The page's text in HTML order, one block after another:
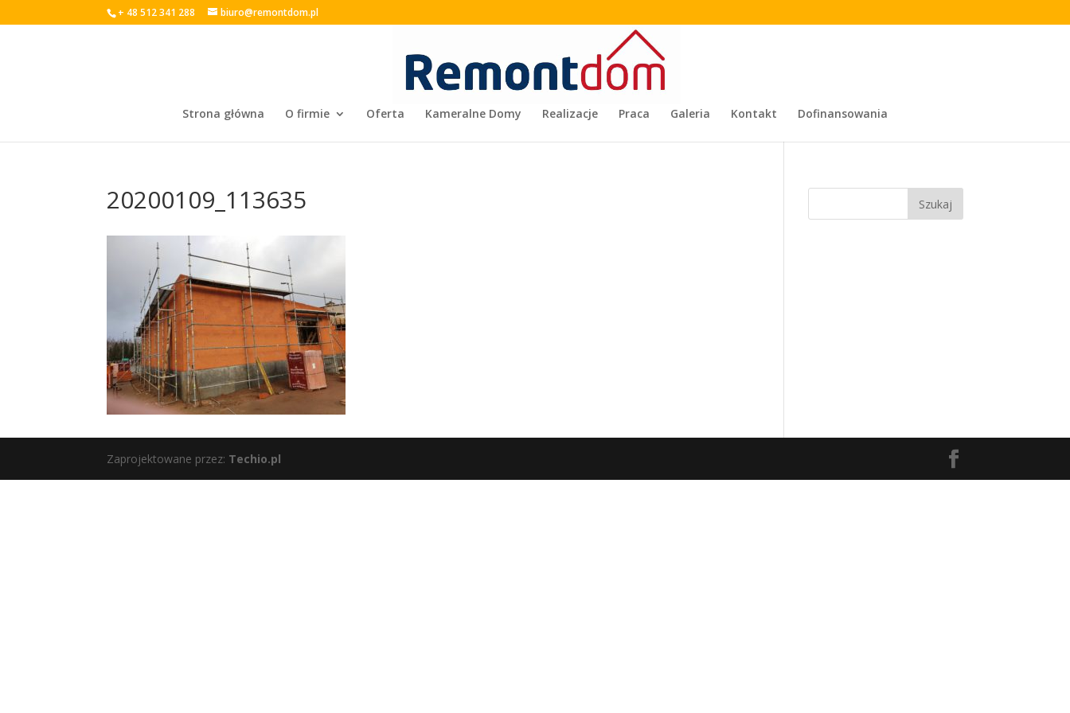
+ 48 512 341 288 biuro@remontdom.pl
Strona główna O firmie Oferta Kameralne Domy Realizacje Praca Galeria Kontakt Dofinansowania
20200109_113635
Zaprojektowane przez: Techio.pl